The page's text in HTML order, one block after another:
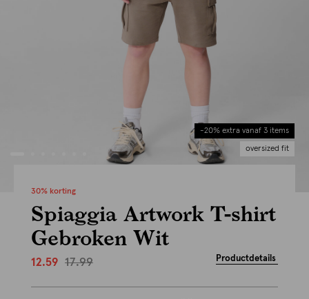
-20% extra vanaf 3 items
oversized fit
30% korting
Spiaggia Artwork T-shirt
Gebroken Wit
12.59 17.99 Productdetails